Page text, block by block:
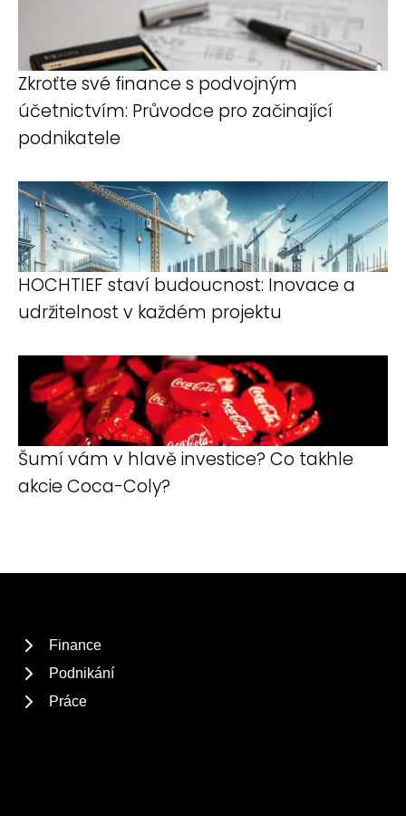
Zkroťte své finance s podvojným
účetnictvím: Průvodce pro začinající
podnikatele
HOCHTIEF staví budoucnost: Inovace a
udržitelnost v každém projektu
Šumí vám v hlavě investice? Co takhle
akcie Coca-Coly?
Finance
Podnikání
Práce